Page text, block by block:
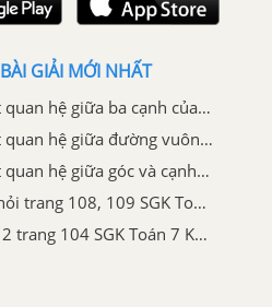
BÀI GIẢI MỚI NHẤT
Lý thuyết quan hệ giữa ba cạnh của một tam giác Toán 7 Kết nối tri thức
Lý thuyết quan hệ giữa đường vuông góc và đường xiên, đường xiên và hình chiếu Toán 7 Kết nối tri thức
Lý thuyết quan hệ giữa góc và cạnh đối diện trong một tam giác Toán 7 Kết nối tri thức
Giải câu hỏi trang 108, 109 SGK Toán 7 Kết nối tri thức với cuộc sống tập 2
Giải mục 2 trang 104 SGK Toán 7 Kết nối tri thức với cuộc sống tập 2